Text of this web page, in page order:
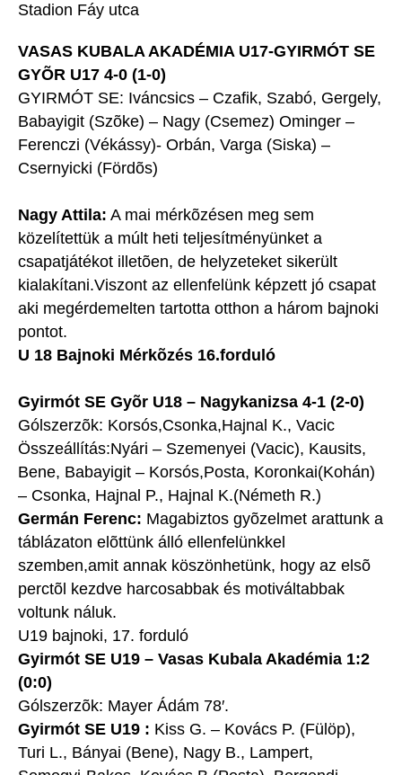
Stadion Fáy utca
VASAS KUBALA AKADÉMIA U17-GYIRMÓT SE
GYÕR U17 4-0 (1-0)
GYIRMÓT SE: Iváncsics – Czafik, Szabó, Gergely,
Babayigit (Szõke) – Nagy (Csemez) Ominger –
Ferenczi (Vékássy)- Orbán, Varga (Siska) –
Csernyicki (Fördõs)
Nagy Attila: A mai mérkõzésen meg sem
közelítettük a múlt heti teljesítményünket a
csapatjátékot illetõen, de helyzeteket sikerült
kialakítani.Viszont az ellenfelünk képzett jó csapat
aki megérdemelten tartotta otthon a három bajnoki
pontot.
U 18 Bajnoki Mérkõzés 16.forduló
Gyirmót SE Gyõr U18 – Nagykanizsa 4-1 (2-0)
Gólszerzõk: Korsós,Csonka,Hajnal K., Vacic
Összeállítás:Nyári – Szemenyei (Vacic), Kausits,
Bene, Babayigit – Korsós,Posta, Koronkai(Kohán)
– Csonka, Hajnal P., Hajnal K.(Németh R.)
Germán Ferenc: Magabiztos gyõzelmet arattunk a
táblázaton elõttünk álló ellenfelünkkel
szemben,amit annak köszönhetünk, hogy az elsõ
perctõl kezdve harcosabbak és motiváltabbak
voltunk náluk.
U19 bajnoki, 17. forduló
Gyirmót SE U19 – Vasas Kubala Akadémia 1:2
(0:0)
Gólszerzõk: Mayer Ádám 78′.
Gyirmót SE U19 : Kiss G. – Kovács P. (Fülöp),
Turi L., Bányai (Bene), Nagy B., Lampert,